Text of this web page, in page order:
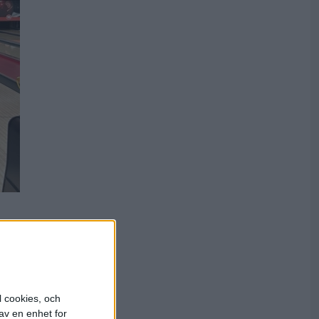
cookies, och
en enhet for
det
tog
Tollarp